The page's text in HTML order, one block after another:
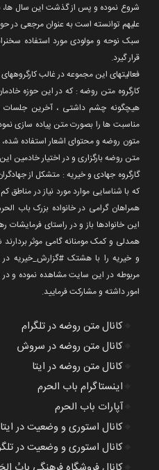
شروع نموده و پس از گذشت این سال ها،
علیهم توانسته است به عنوان مرجعی در
سبک نوحه و مولودی مورد استفاده
قرار گیرد.
فعالیتهای این مجموعه در غالب
کارگروه متن روضه : که در این حوزه
هیچگونه چشم داشتی ، آخرین
مناسبت ها را بصورت متن پیاده سازی
متون روضه و محتوای اشعار استفاده
متن روضه بارگزاری و در اختیار خادمین
گارگروه جهادی و خیریه : متشکل از
که با شناسایی موارد مورد نیاز در مناطق
همراهان گرامی در خانواده بزرک باب
این خانوادها باز و در راستای
همدلی و کمک مومنانه گامی موثر بردارند
و خیریه را با هشتک #گزارش_خیریه
مربوطه در این سایت مشاهده نموده و
امور داشته و مشارکت فرمایید.
🔸کانال متن روضه در تلگرام
🔸کانال متن روضه در سروش
🔸کانال متن روضه در ایتا
اینستاگرام باب الحرم
🔸آپارات باب الحرم
🔸کانال استوری و وضعیت در ایتا
🔸کانال استوری و وضعیت در